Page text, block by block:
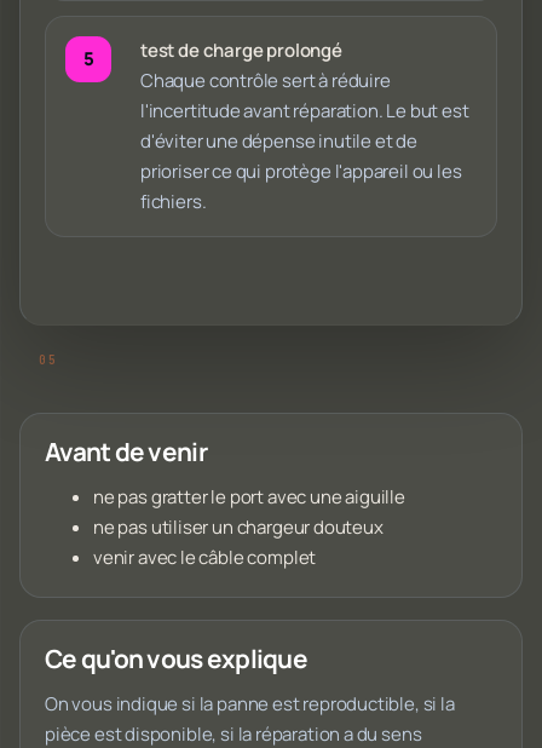
test de charge prolongé
Chaque contrôle sert à réduire
l'incertitude avant réparation. Le but est
d'éviter une dépense inutile et de
prioriser ce qui protège l'appareil ou les
fichiers.
Avant de venir
ne pas gratter le port avec une aiguille
ne pas utiliser un chargeur douteux
venir avec le câble complet
Ce qu'on vous explique
On vous indique si la panne est reproductible, si la
pièce est disponible, si la réparation a du sens